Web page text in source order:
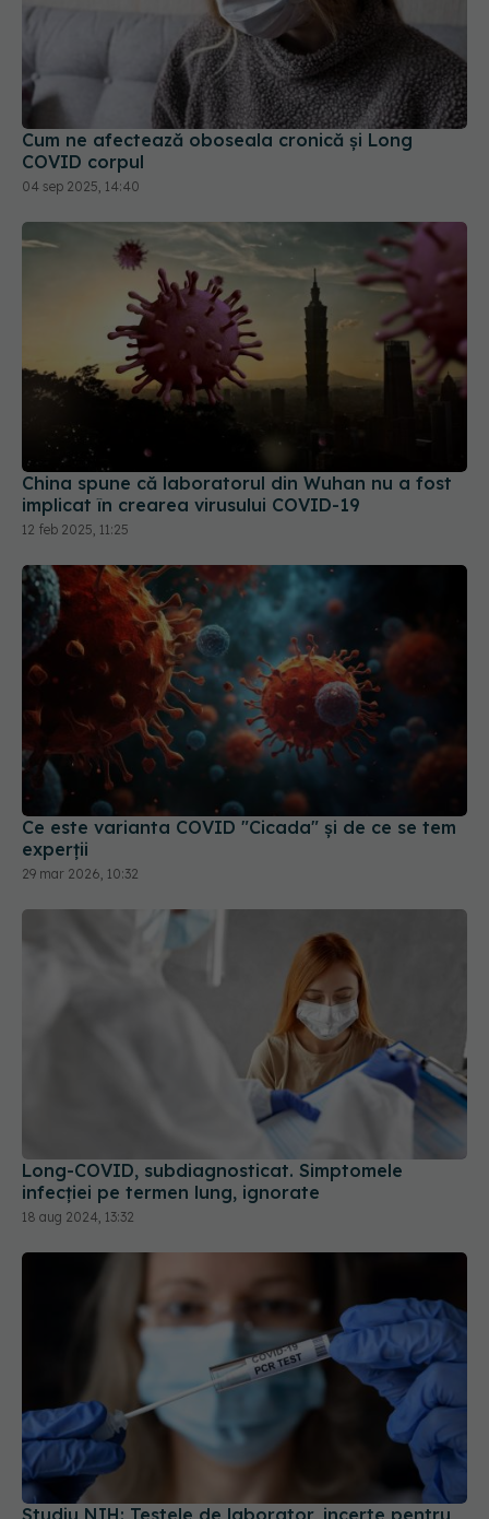
Cum ne afectează oboseala cronică și Long
COVID corpul
04 sep 2025, 14:40
China spune că laboratorul din Wuhan nu a fost
implicat în crearea virusului COVID-19
12 feb 2025, 11:25
Ce este varianta COVID "Cicada" și de ce se tem
experții
29 mar 2026, 10:32
Long-COVID, subdiagnosticat. Simptomele
infecției pe termen lung, ignorate
18 aug 2024, 13:32
Studiu NIH: Testele de laborator, incerte pentru